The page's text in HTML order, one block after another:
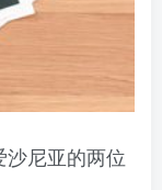
尼亚的两位